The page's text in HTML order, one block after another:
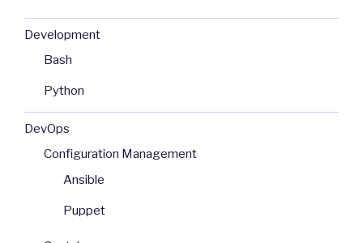
Development
Bash
Python
DevOps
Configuration Management
Ansible
Puppet